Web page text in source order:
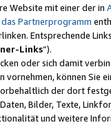
Website mit einer der in
Partnerprogramm
Entsprechende
Links“).
oder sich damit
vornehmen, können Sie
der dort
Bilder, Texte,
und weitere